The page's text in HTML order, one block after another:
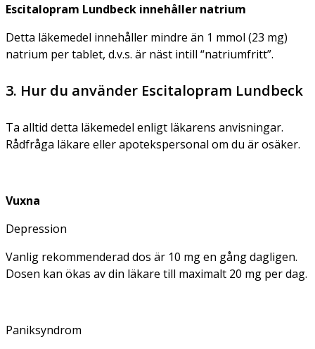
Escitalopram Lundbeck innehåller natrium
Detta läkemedel innehåller mindre än 1 mmol (23 mg)
natrium per tablet, d.v.s. är näst intill “natriumfritt”.
3. Hur du använder Escitalopram Lundbeck
Ta alltid detta läkemedel enligt läkarens anvisningar.
Rådfråga läkare eller apotekspersonal om du är osäker.
Vuxna
Depression
Vanlig rekommenderad dos är 10 mg en gång dagligen.
Dosen kan ökas av din läkare till maximalt 20 mg per dag.
Paniksyndrom